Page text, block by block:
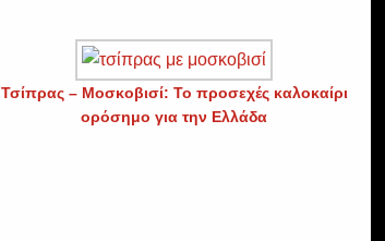
Τσίπρας – Μοσκοβισί: Το προσεχές καλοκαίρι
ορόσημο για την Ελλάδα